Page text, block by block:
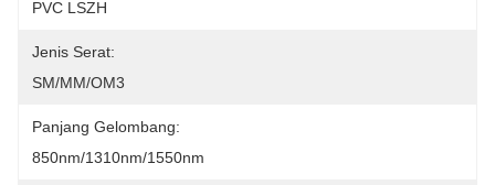
PVC LSZH
Jenis Serat:
SM/MM/OM3
Panjang Gelombang:
850nm/1310nm/1550nm